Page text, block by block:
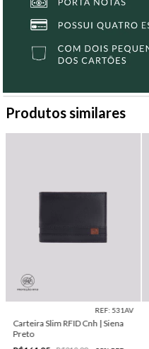
Produtos similares
REF: 531AV
Carteira Slim RFID Cnh | Siena
Preto